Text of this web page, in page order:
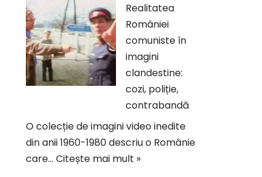
Realitatea
României
comuniste în
imagini
clandestine:
cozi, poliție,
contrabandă
O colecție de imagini video inedite
din anii 1960-1980 descriu o Românie
care… Citește mai mult »